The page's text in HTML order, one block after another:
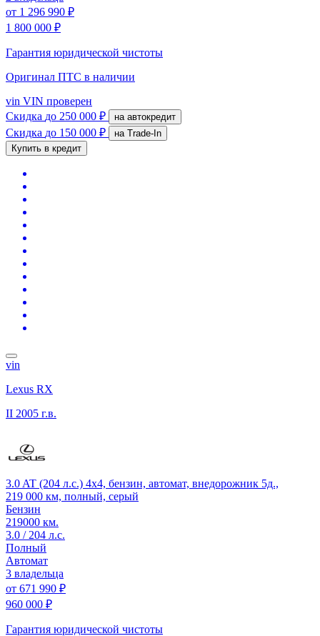
от 1 296 990 ₽
1 800 000 ₽
Гарантия юридической чистоты
Оригинал ПТС в наличии
vin VIN проверен
Скидка до 250 000 ₽ на автокредит
Скидка до 150 000 ₽
на Trade-In
Купить в кредит
vin
Lexus RX
II 2005 г.в.
3.0 AT (204 л.с.) 4x4, бензин, автомат, внедорожник 5д.,
219 000 км, полный, серый
Бензин
219000 км.
3.0 / 204 л.с.
Полный
Автомат
3 владельца
от 671 990 ₽
960 000 ₽
Гарантия юридической чистоты